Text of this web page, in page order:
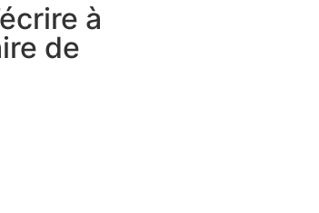
à
de